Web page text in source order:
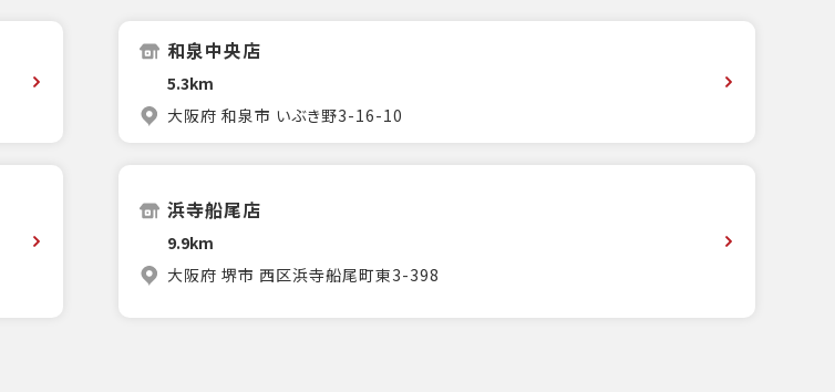
和泉中央店
5.3km
大阪府 和泉市 いぶき野3-16-10
浜寺船尾店
9.9km
大阪府 堺市 西区浜寺船尾町東3-398